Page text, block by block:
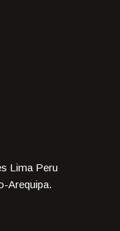
Lima Peru
Arequipa.